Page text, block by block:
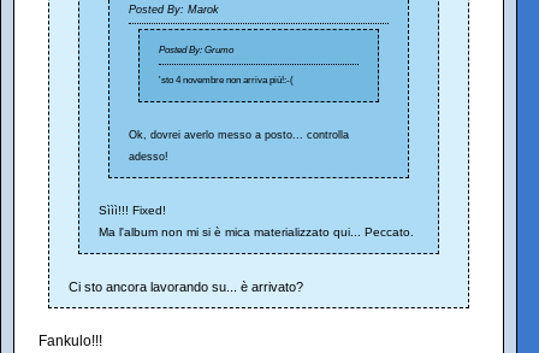
Posted By: Marok
Posted By: Grumo
'sto 4 novembre non arriva più!:-(
Ok, dovrei averlo messo a posto... controlla
adesso!
Sììì!!! Fixed!
Ma l'album non mi si è mica materializzato qui... Peccato.
Ci sto ancora lavorando su... è arrivato?
Fankulo!!!